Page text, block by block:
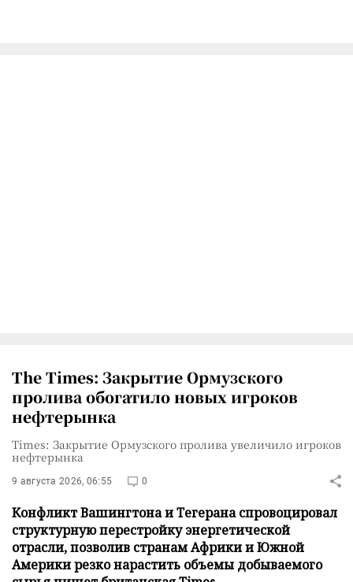
The Times: Закрытие Ормузского
пролива обогатило новых игроков
нефтерынка
Times: Закрытие Ормузского пролива увеличило игроков
нефтерынка
9 августа 2026, 06:55 0
Конфликт Вашингтона и Тегерана спровоцировал
структурную перестройку энергетической
отрасли, позволив странам Африки и Южной
Америки резко нарастить объемы добываемого